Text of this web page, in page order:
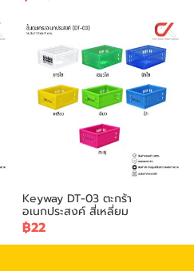
Keyway DT-03 ตะกร้า
อเนกประสงค์ สี่เหลี่ยม
฿22